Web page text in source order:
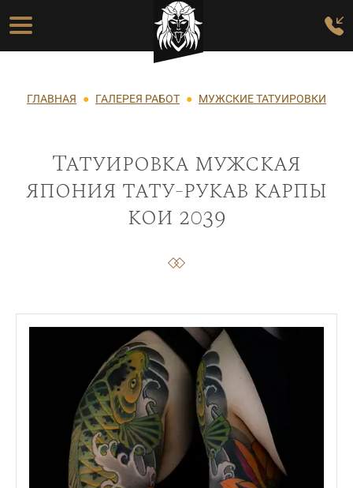
Перейти к основному содержанию
Основная навигация
Строка навигации
ГЛАВНАЯ ГАЛЕРЕЯ РАБОТ МУЖСКИЕ ТАТУИРОВКИ
Татуировка мужская
япония тату-рукав карпы
кои 2039